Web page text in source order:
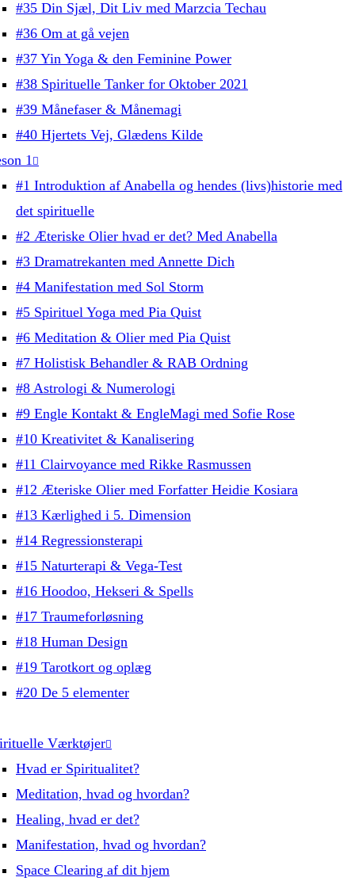
#35 Din Sjæl, Dit Liv med Marzcia Techau
#36 Om at gå vejen
#37 Yin Yoga & den Feminine Power
#38 Spirituelle Tanker for Oktober 2021
#39 Månefaser & Månemagi
#40 Hjertets Vej, Glædens Kilde
1
#1 Introduktion af Anabella og hendes (livs)historie med
det spirituelle
#2 Æteriske Olier hvad er det? Med Anabella
#3 Dramatrekanten med Annette Dich
#4 Manifestation med Sol Storm
#5 Spirituel Yoga med Pia Quist
#6 Meditation & Olier med Pia Quist
#7 Holistisk Behandler & RAB Ordning
#8 Astrologi & Numerologi
#9 Engle Kontakt & EngleMagi med Sofie Rose
#10 Kreativitet & Kanalisering
#11 Clairvoyance med Rikke Rasmussen
#12 Æteriske Olier med Forfatter Heidie Kosiara
#13 Kærlighed i 5. Dimension
#14 Regressionsterapi
#15 Naturterapi & Vega-Test
#16 Hoodoo, Hekseri & Spells
#17 Traumeforløsning
#18 Human Design
#19 Tarotkort og oplæg
#20 De 5 elementer
Værktøjer
Hvad er Spiritualitet?
Meditation, hvad og hvordan?
Healing, hvad er det?
Manifestation, hvad og hvordan?
Space Clearing af dit hjem